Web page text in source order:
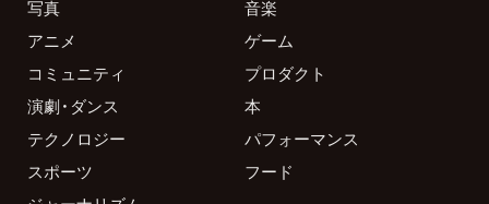
写真
音楽
アニメ
ゲーム
コミュニティ
プロダクト
演劇・ダンス
本
テクノロジー
パフォーマンス
スポーツ
フード